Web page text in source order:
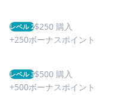
レベル 2$250 購入
+250ボーナスポイント
レベル 3$500 購入
+500ボーナスポイント